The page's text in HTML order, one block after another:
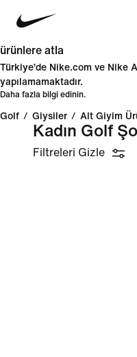
ürünlere atla
Türkiye’de Nike.com ve Nike
yapılamamaktadır.
Daha fazla bilgi edinin.
Golf / Giysiler / Alt Giyim
Kadın Golf
Filtreleri Gizle